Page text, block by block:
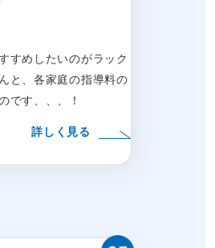
すめしたいのがラック
と、各家庭の指導料の
です、、、！
詳しく見る